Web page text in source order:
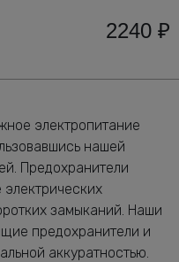
2240 ₽
электропитание
нашей
Предохранители
замыканий. Наши
предохранители и
аккуратностью.